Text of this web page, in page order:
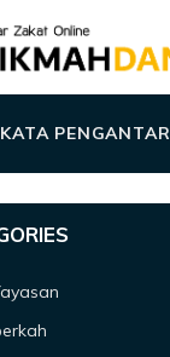
KATA PENGANTAR